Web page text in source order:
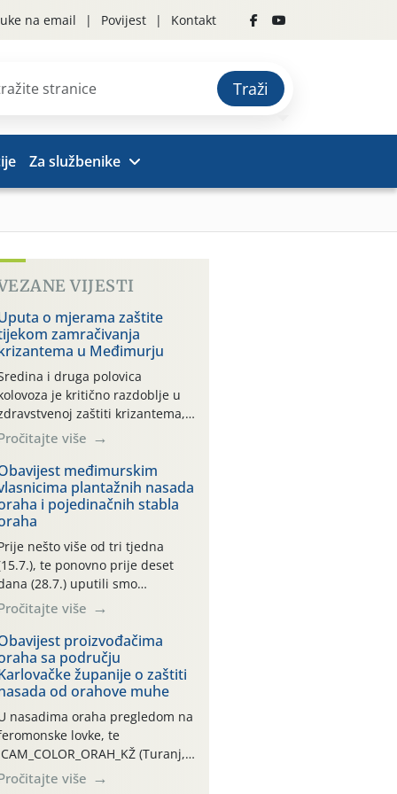
na email Povijest Kontakt
Traži
Za službenike
VIJESTI
o mjerama zaštite
zamračivanja
u Međimurju
i druga polovica
je kritično razdoblje u
zaštiti krizantema,
prije zamračivanja u proteklom
smo mjesecu tri puta upućivali
o preventivnim
zaštite krizantema od
uzročnika bolesti,
i fito-fagnih grinja (23.7.,
06.7.)! Na početku ovog
je zabilježeno je
i ekstremno vruće
razdoblje, uz
temperature […]
više
međimurskim
plantažnih nasada
i pojedinačnih stabla
nešto više od tri tjedna
te ponovno prije deset
(28.7.) uputili smo
vlasnicima plantažnih
nasada oraha i pojedinačnih
o početku leta i
potrebi usmjerenog
orahove muhe
completa)! Već
dana traje drugi
“toplinski udar”, koji
naročito izražen zadnja šest
(31.7.-05.8.), jer najviše
zraka svakodnevno
više
proizvođačima
sa području
županije o zaštiti
od orahove muhe
nasadima oraha pregledom na
lovke, te
CAM_COLOR_ORAH_KŽ (Turanj,
zabilježena je mala
više